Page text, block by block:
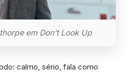
em Don’t Look Up
calmo, sério, fala como